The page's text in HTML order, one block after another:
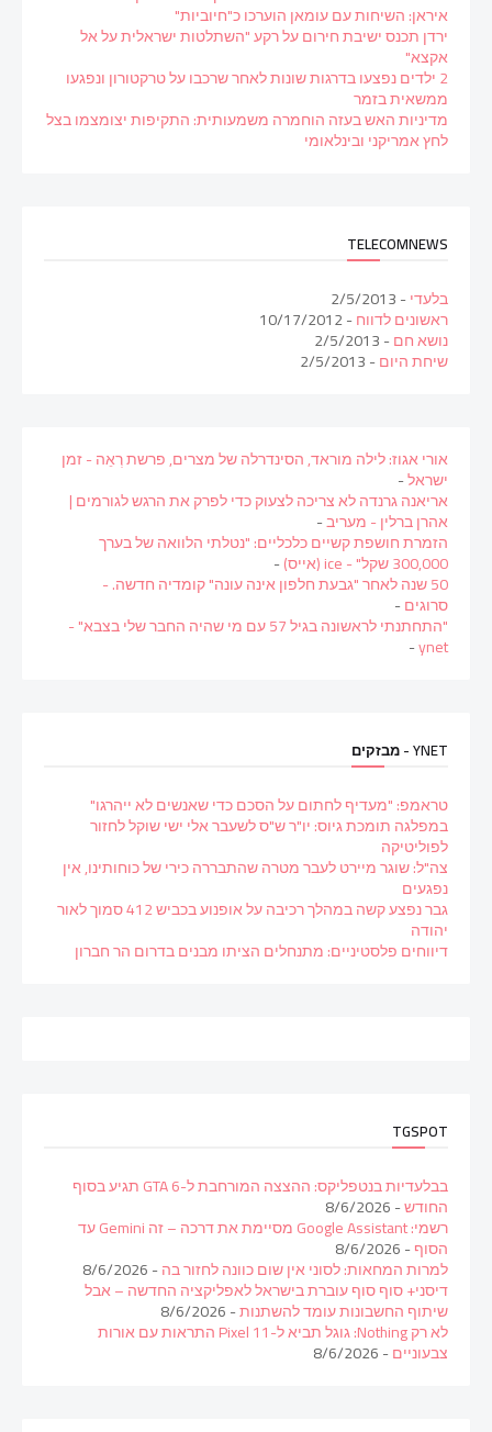
איראן: השיחות עם עומאן הוערכו כ"חיוביות"
ירדן תכנס ישיבת חירום על רקע "השתלטות ישראלית על אל
אקצא"
2 ילדים נפצעו בדרגות שונות לאחר שרכבו על טרקטורון ונפגעו
ממשאית בזמר
מדיניות האש בעזה הוחמרה משמעותית: התקיפות יצומצמו בצל
לחץ אמריקני ובינלאומי
TELECOMNEWS
בלעדי- 2/5/2013
ראשונים לדווח- 10/17/2012
נושא חם- 2/5/2013
שיחת היום- 2/5/2013
אורי אגוז: לילה מוראד, הסינדרלה של מצרים, פרשת רְאֵה - זמן
ישראל-
אריאנה גרנדה לא צריכה לצעוק כדי לפרק את הרגש לגורמים |
אהרן ברלין - מעריב-
הזמרת חושפת קשיים כלכליים: "נטלתי הלוואה של בערך
300,000 שקל" - ice (אייס) -
50 שנה לאחר "גבעת חלפון אינה עונה" קומדיה חדשה. -
סרוגים-
"התחתנתי לראשונה בגיל 57 עם מי שהיה החבר שלי בצבא" -
ynet
-
YNET - מבזקים
טראמפ: "מעדיף לחתום על הסכם כדי שאנשים לא ייהרגו"
במפלגה תומכת גיוס: יו"ר ש"ס לשעבר אלי ישי שוקל לחזור
לפוליטיקה
צה"ל: שוגר מיירט לעבר מטרה שהתבררה כירי של כוחותינו, אין
נפגעים
גבר נפצע קשה במהלך רכיבה על אופנוע בכביש 412 סמוך לאור
יהודה
דיווחים פלסטיניים: מתנחלים הציתו מבנים בדרום הר חברון
TGSPOT
בבלעדיות בנטפליקס: ההצצה המורחבת ל-GTA 6 תגיע בסוף
החודש- 8/6/2026
רשמי: Google Assistant מסיימת את דרכה – זה Gemini עד
הסוף- 8/6/2026
למרות המחאות: לסוני אין שום כוונה לחזור בה- 8/6/2026
דיסני+ סוף סוף עוברת בישראל לאפליקציה החדשה – אבל
שיתוף החשבונות עומד להשתנות- 8/6/2026
לא רק Nothing: גוגל תביא ל-Pixel 11 התראות עם אורות
צבעוניים- 8/6/2026